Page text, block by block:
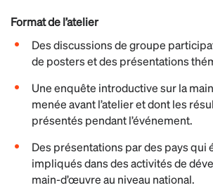
Format de l’atelier
Des discussions de groupe
de posters et des présentations
Une enquête introductive sur la
menée avant l’atelier et dont les
présentés pendant l’événement.
Des présentations par des pays qui
impliqués dans des activités de
main-d’œuvre au niveau national.